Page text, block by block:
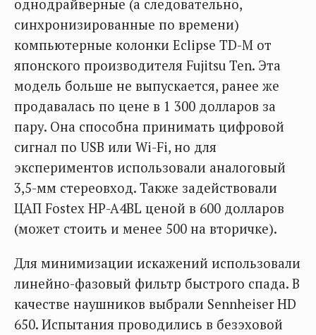
однодрайверные (а следовательно,
синхронизированные по времени)
компьютерные колонки Eclipse TD-M от
японского производителя Fujitsu Ten. Эта
модель больше не выпускается, ранее же
продавалась по цене в 1 300 долларов за
пару. Она способна принимать цифровой
сигнал по USB или Wi-Fi, но для
экспериментов использовали аналоговый
3,5-мм стереовход. Также задействовали
ЦАП Fostex HP-A4BL ценой в 600 долларов
(может стоить и менее 500 на вторичке).
Для минимизации искажений использовали
линейно-фазовый фильтр быстрого спада. В
качестве наушников выбрали Sennheiser HD
650. Испытания проводились в безэховой